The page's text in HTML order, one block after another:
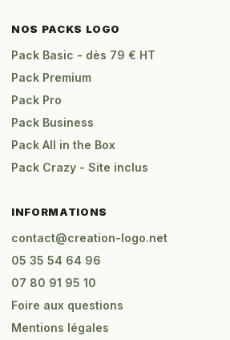
NOS PACKS LOGO
Pack Basic - dès 79 € HT
Pack Premium
Pack Pro
Pack Business
Pack All in the Box
Pack Crazy - Site inclus
INFORMATIONS
contact@creation-logo.net
05 35 54 64 96
07 80 91 95 10
Foire aux questions
Mentions légales